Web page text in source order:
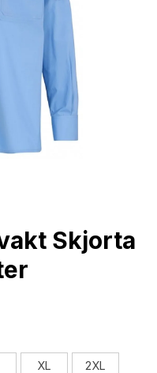
Skjorta
XL 2XL